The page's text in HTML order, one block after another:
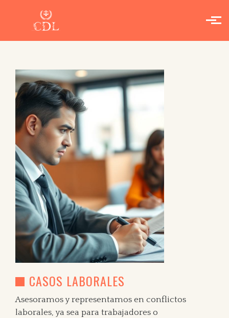
Skip to main content
CASOS LABORALES
Asesoramos y representamos en conflictos
laborales, ya sea para trabajadores o